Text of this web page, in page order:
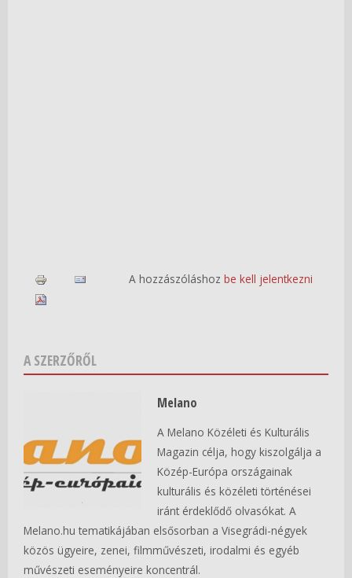
A hozzászóláshoz be kell jelentkezni
A SZERZŐRŐL
Melano
A Melano Közéleti és Kulturális
Magazin célja, hogy kiszolgálja a
Közép-Európa országainak
kulturális és közéleti történései
iránt érdeklődő olvasókat. A
Melano.hu tematikájában elsősorban a Visegrádi-négyek
közös ügyeire, zenei, filmművészeti, irodalmi és egyéb
művészeti eseményeire koncentrál.